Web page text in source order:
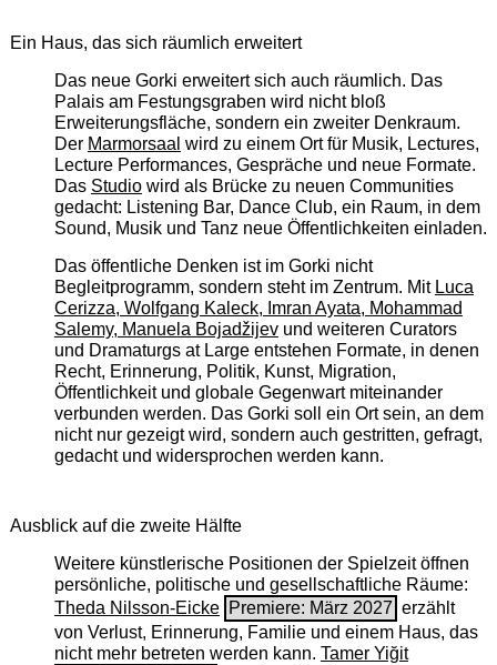
Ein Haus, das sich räumlich erweitert
Das neue Gorki erweitert sich auch räumlich. Das
Palais am Festungsgraben wird nicht bloß
Erweiterungsfläche, sondern ein zweiter Denkraum.
Der Marmorsaal wird zu einem Ort für Musik, Lectures,
Lecture Performances, Gespräche und neue Formate.
Das Studiowird als Brücke zu neuen Communities
gedacht: Listening Bar, Dance Club, ein Raum, in dem
Sound, Musik und Tanz neue Öffentlichkeiten einladen.
Das öffentliche Denken ist im Gorki nicht
Begleitprogramm, sondern steht im Zentrum. Mit Luca
Cerizza, Wolfgang Kaleck, Imran Ayata, Mohammad
Salemy, Manuela Bojadžijevund weiteren Curators
und Dramaturgs at Large entstehen Formate, in denen
Recht, Erinnerung, Politik, Kunst, Migration,
Öffentlichkeit und globale Gegenwart miteinander
verbunden werden. Das Gorki soll ein Ort sein, an dem
nicht nur gezeigt wird, sondern auch gestritten, gefragt,
gedacht und widersprochen werden kann.
Ausblick auf die zweite Hälfte
Weitere künstlerische Positionen der Spielzeit öffnen
persönliche, politische und gesellschaftliche Räume:
Theda Nilsson-Eicke Premiere: März 2027 erzählt
von Verlust, Erinnerung, Familie und einem Haus, das
nicht mehr betreten werden kann. Tamer Yiğit